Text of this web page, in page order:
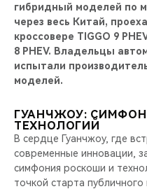
гибридный моделей по
через весь Китай,
кроссовере TIGGO 9
8 PHEV. Владельцы
испытали
моделей.
ГУАНЧЖОУ:
ТЕХНОЛОГИЙ
В сердце Гуанчжоу, где
современные инновации,
симфония роскоши и
точкой старта